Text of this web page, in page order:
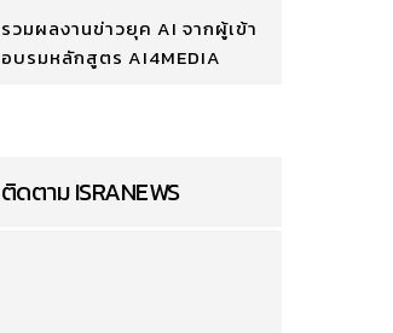
รวมผลงานข่าวยุค AI จากผู้เข้า
อบรมหลักสูตร AI4MEDIA
ติดตาม ISRANEWS